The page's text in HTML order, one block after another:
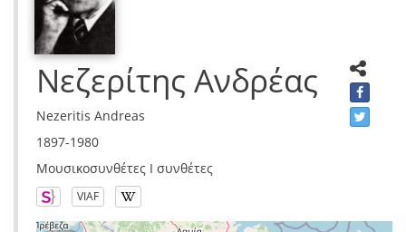
Νεζερίτης Ανδρέας
Nezeritis Andreas
1897-1980
Μουσικοσυνθέτες I συνθέτες
VIAF